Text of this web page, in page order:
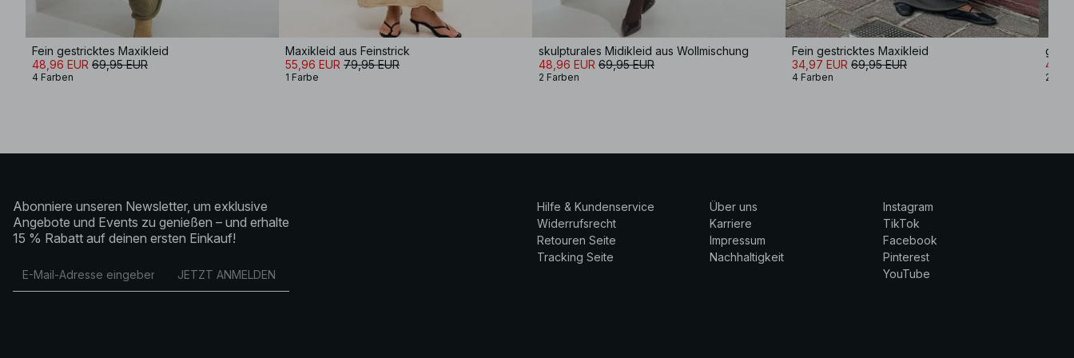
Fein gestricktes Maxikleid
48,96 EUR 69,95 EUR
4 Farben
Maxikleid aus Feinstrick
55,96 EUR 79,95 EUR
1 Farbe
skulpturales Midikleid aus Wollmischung
48,96 EUR 69,95 EUR
2 Farben
Fein gestricktes Maxikleid
34,97 EUR 69,95 EUR
4 Farben 2
Abonniere unseren Newsletter, um exklusive
Angebote und Events zu genießen – und erhalte
15 % Rabatt auf deinen ersten Einkauf!
JETZT ANMELDEN
Hilfe & Kundenservice
Widerrufsrecht
Retouren Seite
Tracking Seite
Über uns
Karriere
Impressum
Nachhaltigkeit
Instagram
TikTok
Facebook
Pinterest
YouTube